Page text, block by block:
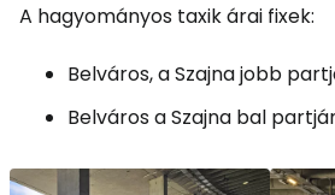
A hagyományos taxik árai fixek:
Belváros, a Szajna jobb
Belváros a Szajna bal